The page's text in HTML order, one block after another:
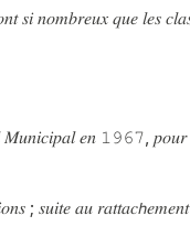
𝑠𝑖 𝑛𝑜𝑚𝑏𝑟𝑒𝑢𝑥 𝑞𝑢𝑒 𝑙𝑒𝑠
𝑒𝑛 𝟷𝟿𝟼𝟽, 𝑝𝑜𝑢𝑟
; 𝑠𝑢𝑖𝑡𝑒 𝑎𝑢